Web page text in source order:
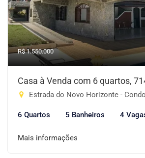
R$ 1.550.000
Casa à Venda com 6 quartos,
Estrada do Novo Horizonte - Condominio Novo
6 Quartos 5 Banheiros 4
Mais informações